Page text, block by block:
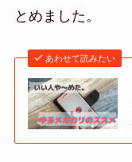
とめました。
あわせて読みたい